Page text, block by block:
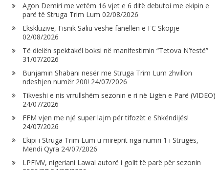
Agon Demiri me vetëm 16 vjet e 6 ditë debutoi me ekipin e
parë të Struga Trim Lum 02/08/2026
Ekskluzive, Fisnik Saliu veshë fanellën e FC Skopje
02/08/2026
Të dielën spektakël boksi në manifestimin “Tetova N’festë”
31/07/2026
Bunjamin Shabani nesër me Struga Trim Lum zhvillon
ndeshjen numër 200! 24/07/2026
Tikveshi e nis vrrullshëm sezonin e ri në Ligën e Parë (VIDEO)
24/07/2026
FFM vjen me një super lajm për tifozët e Shkëndijës!
24/07/2026
Ekipi i Struga Trim Lum u mirëprit nga numri 1 i Strugës,
Mendi Qyra 24/07/2026
LPFMV, nigeriani Lawal autorë i golit të parë për sezonin